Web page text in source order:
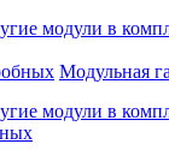
модули в
Модульная
модули в